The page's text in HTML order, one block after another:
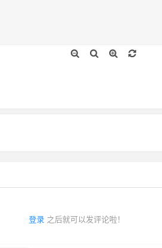
登录 之后就可以发评论啦！